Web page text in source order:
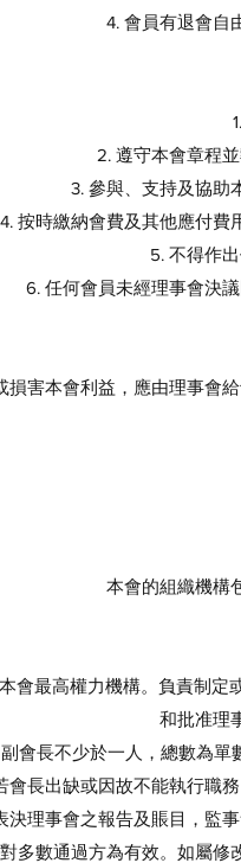
4. 會員有退會自
2. 遵守本會章程
3. 參與、支持及協助
4. 按時繳納會費及其他應付費
5. 不得作
6. 任何會員未經理事會決
損害本會利益，應由理事會
本會的組織機構
會最高權力機構。負責制
和批准理
會長不少於一人，總數為
長出缺或因故不能執行職
決理事會之報告及賬目，監
多數通過方為有效。如屬